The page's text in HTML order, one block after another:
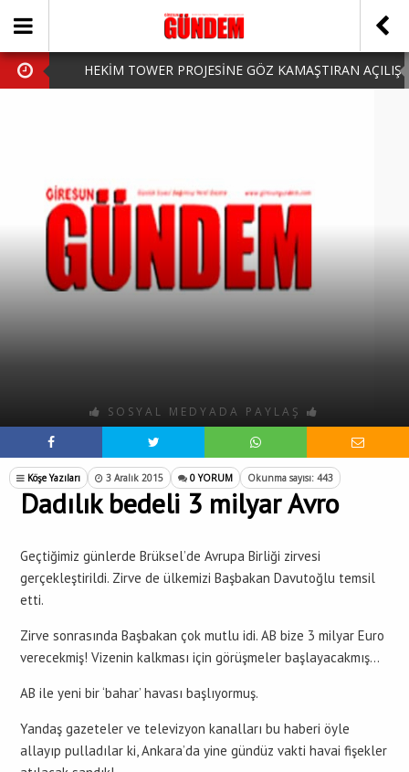
HEKİM TOWER PROJESİNE GÖZ KAMAŞTIRAN AÇILIŞ
HARUN CİCİ: VİDEOYU GÖRÜNCE GÖZLERİM DOLDU
SOSYAL MEDYADA PAYLAŞ
Köşe Yazıları 3 Aralık 2015 0 YORUM Okunma sayısı: 443
Dadılık bedeli 3 milyar Avro
Geçtiğimiz günlerde Brüksel’de Avrupa Birliği zirvesi
gerçekleştirildi. Zirve de ülkemizi Başbakan Davutoğlu temsil
etti.
Zirve sonrasında Başbakan çok mutlu idi. AB bize 3 milyar Euro
verecekmiş! Vizenin kalkması için görüşmeler başlayacakmış…
AB ile yeni bir ‘bahar’ havası başlıyormuş.
Yandaş gazeteler ve televizyon kanalları bu haberi öyle
allayıp pulladılar ki, Ankara’da yine gündüz vakti havai fişekler